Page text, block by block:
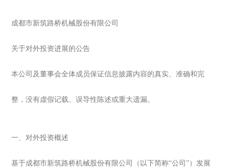
成都市新筑路桥机械股份有限公司
关于对外投资进展的公告
本公司及董事会全体成员保证信息披露内容的真实、准确和完
整，没有虚假记载、误导性陈述或重大遗漏。
一、对外投资概述
基于成都市新筑路桥机械股份有限公司（以下简称“公司”）发展